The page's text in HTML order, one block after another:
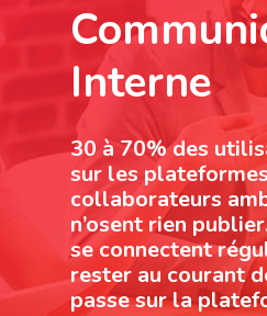
Interne
30 à 70% des
sur les
collaborateurs
n’osent rien
se connectent
rester au courant
passe sur la